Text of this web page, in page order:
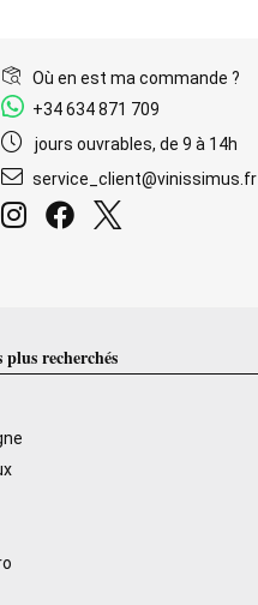
Où en est ma commande ?
+34 634 871 709
jours ouvrables, de 9 à 14h
service_client@vinissimus.fr
recherchés